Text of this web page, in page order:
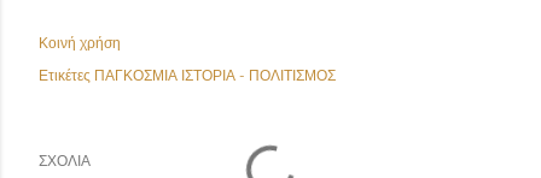
Κοινή χρήση
Ετικέτες ΠΑΓΚΟΣΜΙΑ ΙΣΤΟΡΙΑ - ΠΟΛΙΤΙΣΜΟΣ
ΣΧΌΛΙΑ